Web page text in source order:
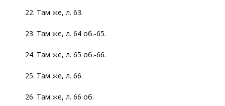
22. Там же, л. 63.
23. Там же, л. 64 об.-65.
24. Там же, л. 65 об.-66.
25. Там же, л. 66.
26. Там же, л. 66 об.